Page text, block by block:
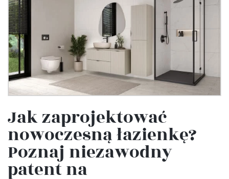
Jak zaprojektować
nowoczesną łazienkę?
Poznaj niezawodny
patent na